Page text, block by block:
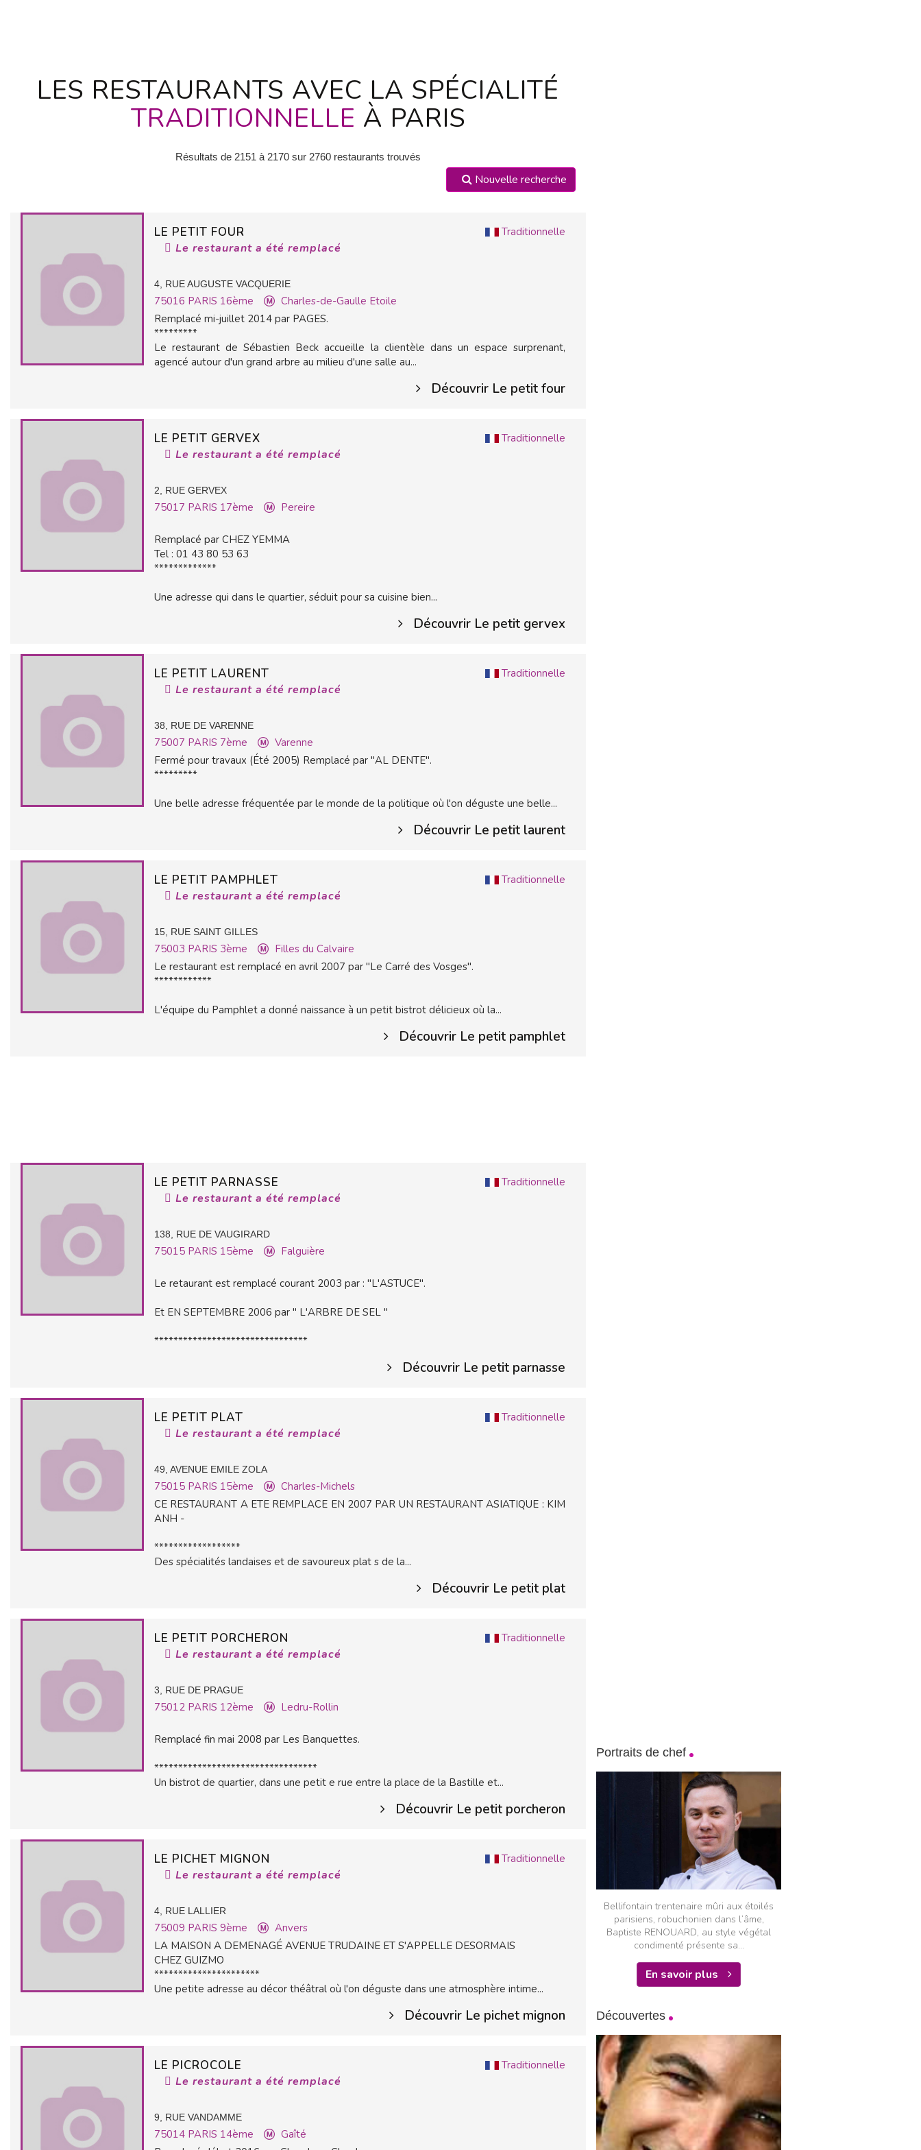
LES RESTAURANTS AVEC LA SPÉCIALITÉ
TRADITIONNELLE À PARIS
Résultats de 2151 à 2170 sur 2760 restaurants trouvés
Nouvelle recherche
Traditionnelle
LE PETIT FOUR
Le restaurant a été remplacé
4, RUE AUGUSTE VACQUERIE
75016 PARIS 16ème
Charles-de-Gaulle Etoile
Remplacé mi-juillet 2014 par PAGES.
*********
Le restaurant de Sébastien Beck accueille la clientèle dans un espace surprenant,
agencé autour d'un grand arbre au milieu d'une salle au...
Découvrir Le petit four
Traditionnelle
LE PETIT GERVEX
Le restaurant a été remplacé
2, RUE GERVEX
75017 PARIS 17ème Pereire
Remplacé par CHEZ YEMMA
Tel : 01 43 80 53 63
*************
Une adresse qui dans le quartier, séduit pour sa cuisine bien...
Découvrir Le petit gervex
Traditionnelle
LE PETIT LAURENT
Le restaurant a été remplacé
38, RUE DE VARENNE
75007 PARIS 7ème
Varenne
Fermé pour travaux (Été 2005) Remplacé par "AL DENTE".
*********
Une belle adresse fréquentée par le monde de la politique où l'on déguste une belle...
Découvrir Le petit laurent
Traditionnelle
LE PETIT PAMPHLET
Le restaurant a été remplacé
15, RUE SAINT GILLES
75003 PARIS 3ème
Filles du Calvaire
Le restaurant est remplacé en avril 2007 par "Le Carré des Vosges".
************
L'équipe du Pamphlet a donné naissance à un petit bistrot délicieux où la...
Découvrir Le petit pamphlet
Traditionnelle
LE PETIT PARNASSE
Le restaurant a été remplacé
138, RUE DE VAUGIRARD
75015 PARIS 15ème Falguière
Le retaurant est remplacé courant 2003 par : "L'ASTUCE".
Et EN SEPTEMBRE 2006 par " L'ARBRE DE SEL "
********************************
Découvrir Le petit parnasse
Traditionnelle
LE PETIT PLAT
Le restaurant a été remplacé
49, AVENUE EMILE ZOLA
75015 PARIS 15ème
Charles-Michels
CE RESTAURANT A ETE REMPLACE EN 2007 PAR UN RESTAURANT ASIATIQUE : KIM
ANH -
******************
Des spécialités landaises et de savoureux plat s de la...
Découvrir Le petit plat
Traditionnelle
LE PETIT PORCHERON
Le restaurant a été remplacé
3, RUE DE PRAGUE
75012 PARIS 12ème Ledru-Rollin
Remplacé fin mai 2008 par Les Banquettes.
**********************************
Un bistrot de quartier, dans une petit e rue entre la place de la Bastille et...
Découvrir Le petit porcheron
Traditionnelle
LE PICHET MIGNON
Le restaurant a été remplacé
4, RUE LALLIER
75009 PARIS 9ème
Anvers
LA MAISON A DEMENAGÉ AVENUE TRUDAINE ET S'APPELLE DESORMAIS
CHEZ GUIZMO
**********************
Une petite adresse au décor théâtral où l'on déguste dans une atmosphère intime...
Découvrir Le pichet mignon
Traditionnelle
LE PICROCOLE
Le restaurant a été remplacé
9, RUE VANDAMME
75014 PARIS 14ème
Gaîté
Portraits de chef
Bellifontain trentenaire mûri aux étoilés
parisiens, robuchonien dans l’âme,
Baptiste RENOUARD, au style végétal
condimenté présente sa...
En savoir plus
Découvertes